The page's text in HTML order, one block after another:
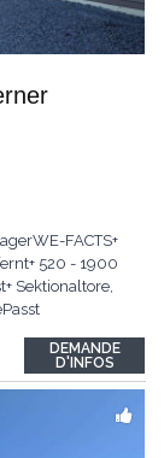
FACTS+
520 - 1900
Sektionaltore,
79 294 37...
DEMANDE
D'INFOS